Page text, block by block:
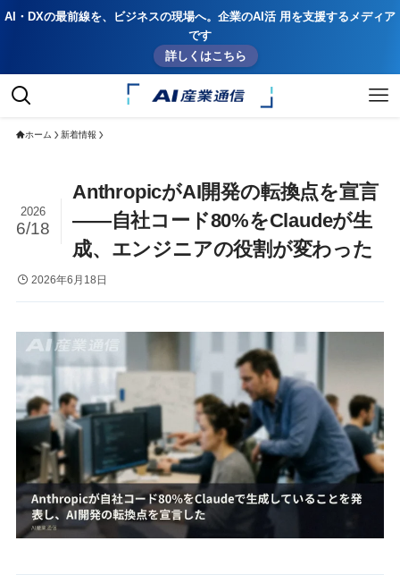
AI・DXの最前線を、ビジネスの現場へ。企業のAI活 用を支援するメディア
です
詳しくはこちら
ホーム 新着情報
AnthropicがAI開発の転換点を宣言
——自社コード80%をClaudeが生
成、エンジニアの役割が変わった
2026
6/18
2026年6月18日